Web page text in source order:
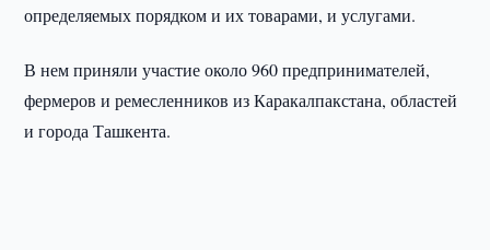
определяемых порядком и их товарами, и услугами.
В нем приняли участие около 960 предпринимателей,
фермеров и ремесленников из Каракалпакстана, областей
и города Ташкента.